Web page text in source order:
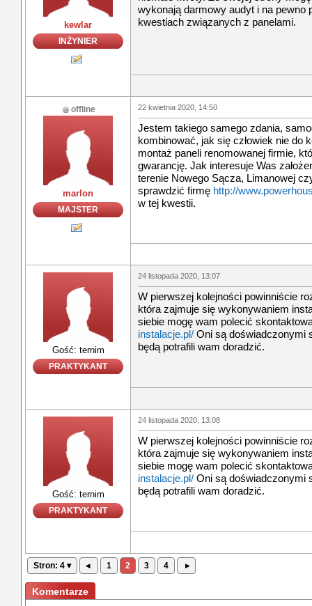
kewlar
INŻYNIER
wykonają darmowy audyt i na pewno
kwestiach związanych z panelami.
offline
marlon
MAJSTER
22 kwietnia 2020, 14:50
Jestem takiego samego zdania,
kombinować, jak się człowiek nie do
montaż paneli renomowanej firmie,
gwarancję. Jak interesuje Was
terenie Nowego Sącza, Limanowej
sprawdzić firmę http://
w tej kwestii.
Gość: ternim
PRAKTYKANT
24 listopada 2020, 13:07
W pierwszej kolejności powinniście
która zajmuje się wykonywaniem
siebie mogę wam polecić
instalacje.pl/ Oni są doświadczonymi
będą potrafili wam doradzić.
Gość: ternim
PRAKTYKANT
24 listopada 2020, 13:08
W pierwszej kolejności powinniście
która zajmuje się wykonywaniem
siebie mogę wam polecić
instalacje.pl/ Oni są doświadczonymi
będą potrafili wam doradzić.
Stron: 4 ▾ ◂ 1 2 3 4 ▸
Komentarze